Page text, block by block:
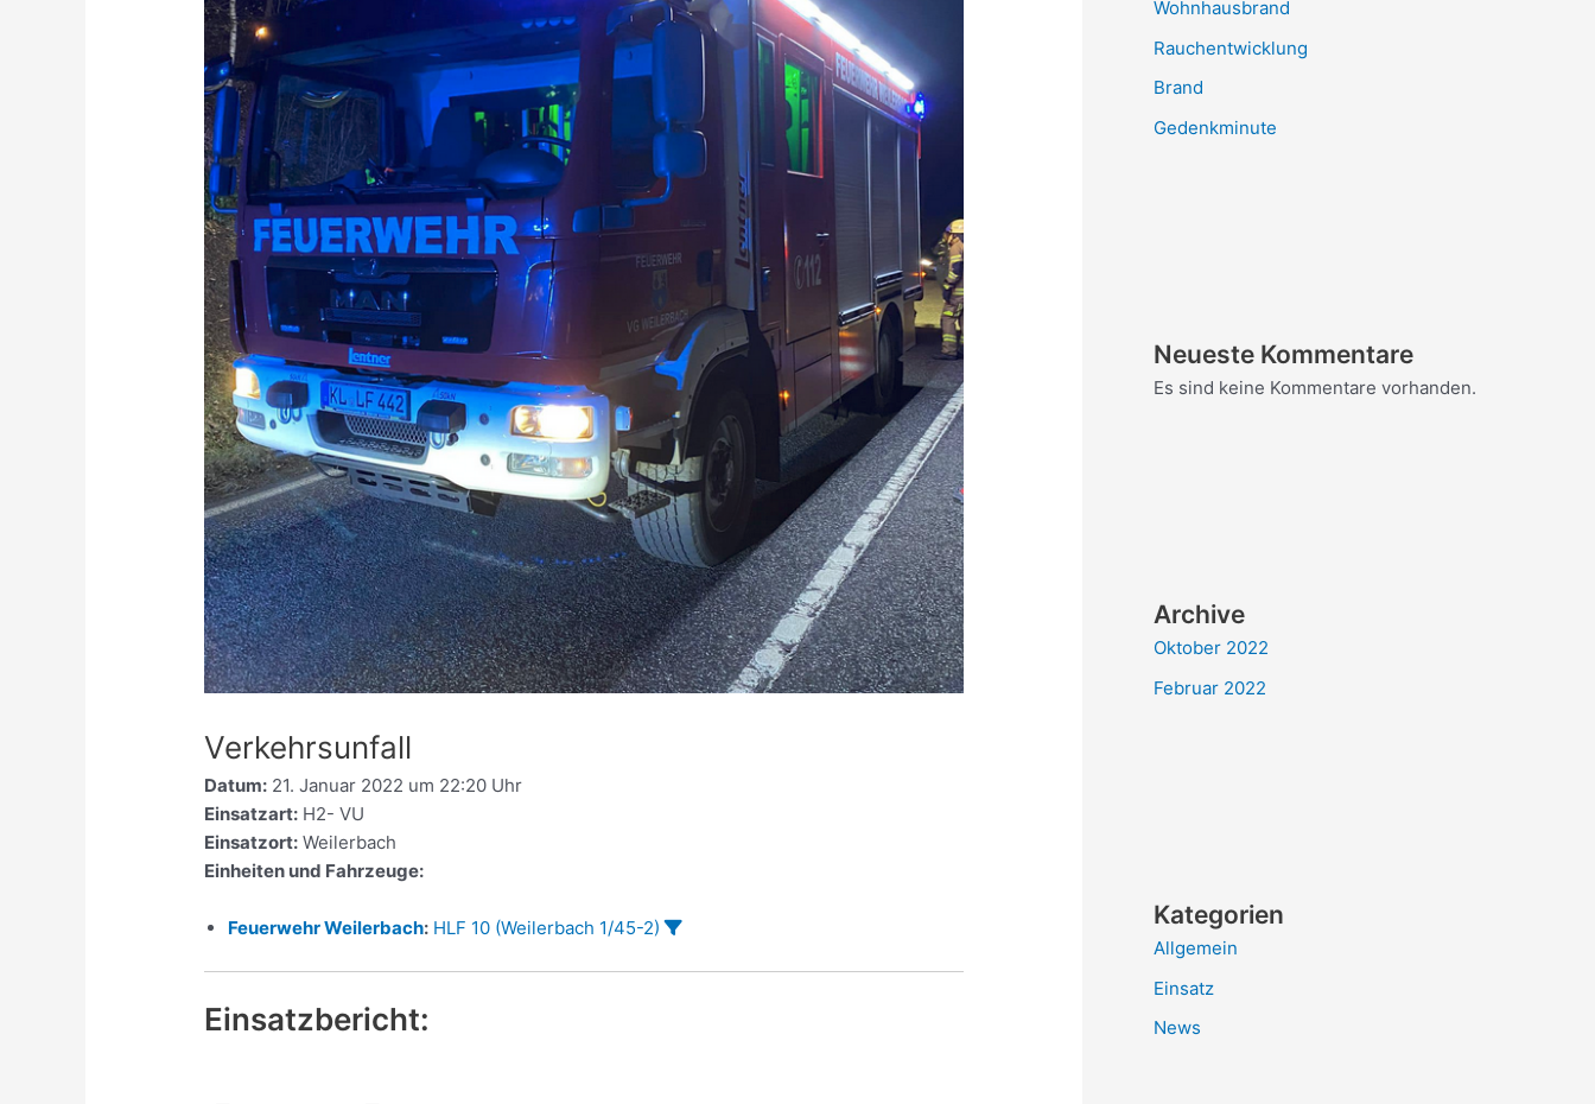
Verkehrsunfall
Datum: 21. Januar 2022 um 22:20 Uhr
Einsatzart: H2- VU
Einsatzort: Weilerbach
Einheiten und Fahrzeuge:
Feuerwehr Weilerbach: HLF 10 (Weilerbach 1/45-2)
Einsatzbericht:
Wohnhausbrand
Rauchentwicklung
Brand
Gedenkminute
Neueste Kommentare
Es sind keine Kommentare vorhanden.
Archive
Oktober 2022
Februar 2022
Kategorien
Allgemein
Einsatz
News